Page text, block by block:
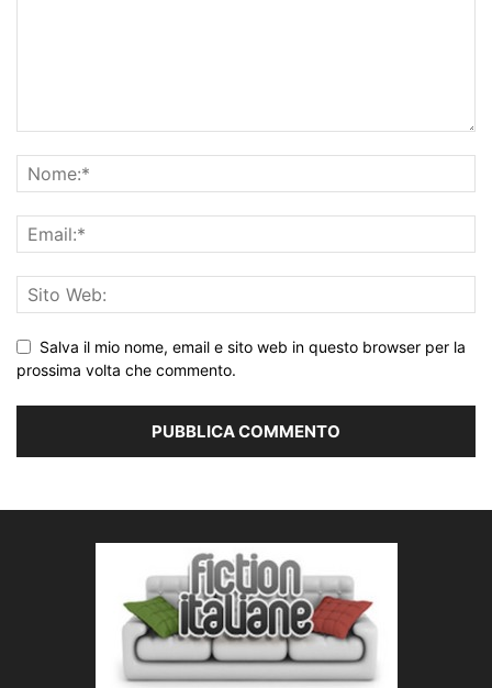
Salva il mio nome, email e sito web in questo browser per la
prossima volta che commento.